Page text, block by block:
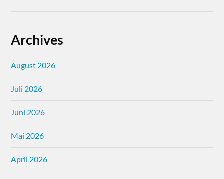
Archives
August 2026
Juli 2026
Juni 2026
Mai 2026
April 2026